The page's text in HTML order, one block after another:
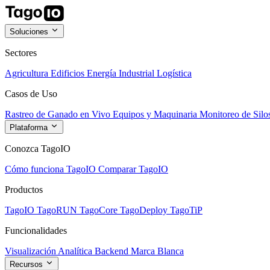
Soluciones
Sectores
Agricultura Edificios Energía Industrial Logística
Casos de Uso
Rastreo de Ganado en Vivo Equipos y Maquinaria Monitoreo de
Plataforma
Conozca TagoIO
Cómo funciona TagoIO Comparar TagoIO
Productos
TagoIO TagoRUN TagoCore TagoDeploy TagoTiP
Funcionalidades
Visualización Analítica Backend Marca Blanca
Recursos